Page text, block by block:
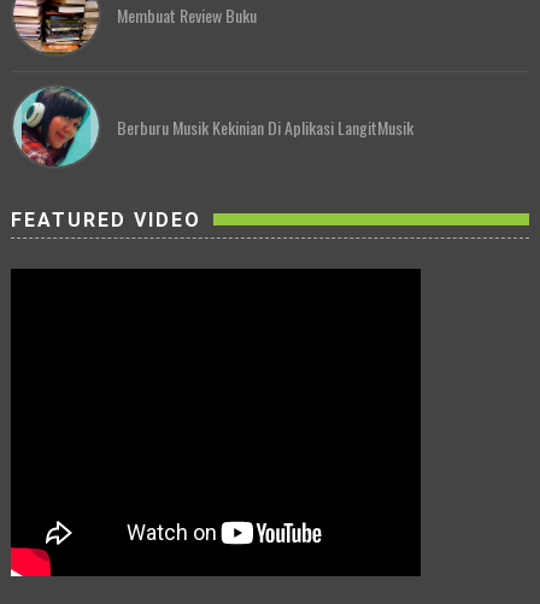
Membuat Review Buku
Berburu Musik Kekinian Di Aplikasi LangitMusik
FEATURED VIDEO